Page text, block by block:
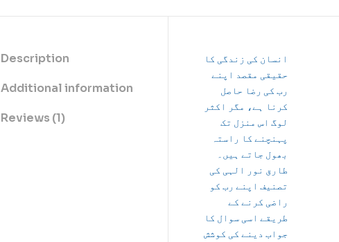
Description
Additional information
Reviews (1)
انسان کی زندگی کا
حقیقی مقصد اپنے
رب کی رضا حاصل
کرنا ہے، مگر اکثر
لوگ اس منزل تک
پہنچنے کا راستہ
بھول جاتے ہیں۔
طارق نور الہی کی
تصنیف اپنے رب کو
راضی کرنے کے
طریقے اسی سوال کا
جواب دینے کی کوشش